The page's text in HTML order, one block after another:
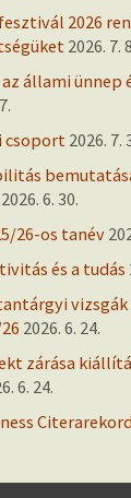
2026
2026. 7.
állami ünnep
csoport 2026. 7.
2026. 6. 30.
26-os tanév
és a tudás
vizsgák
2026. 6. 24.
zárása
6. 24.